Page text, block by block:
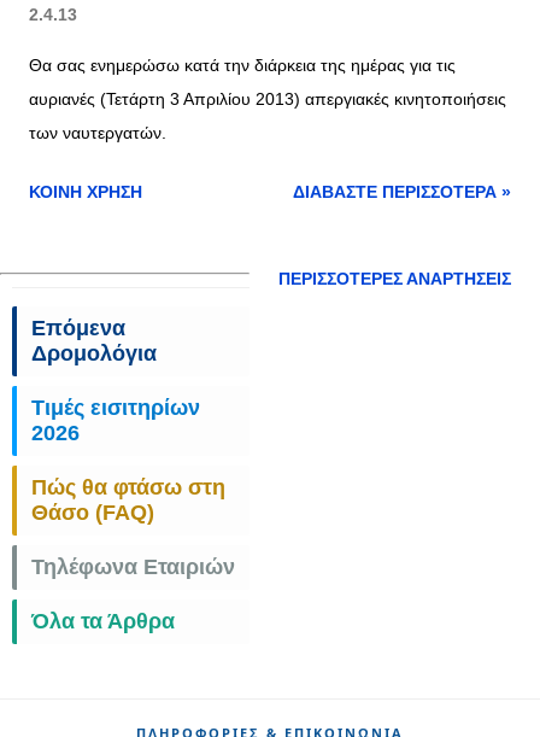
2.4.13
Θα σας ενημερώσω κατά την διάρκεια της ημέρας για τις
αυριανές (Τετάρτη 3 Απριλίου 2013) απεργιακές κινητοποιήσεις
των ναυτεργατών.
ΚΟΙΝΉ ΧΡΉΣΗ ΔΙΑΒΆΣΤΕ ΠΕΡΙΣΣΌΤΕΡΑ »
ΠΕΡΙΣΣΌΤΕΡΕΣ ΑΝΑΡΤΉΣΕΙΣ
Επόμενα
Δρομολόγια
Τιμές εισιτηρίων
2026
Πώς θα φτάσω στη
Θάσο (FAQ)
Τηλέφωνα Εταιριών
Όλα τα Άρθρα
ΠΛΗΡΟΦΟΡΊΕΣ & ΕΠΙΚΟΙΝΩΝΊΑ